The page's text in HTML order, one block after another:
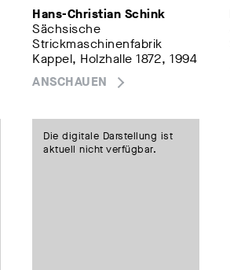
Hans-Christian Schink
Sächsische
Strickmaschinenfabrik
Kappel, Holzhalle 1872, 1994
ANSCHAUEN
Die digitale Darstellung ist
aktuell nicht verfügbar.